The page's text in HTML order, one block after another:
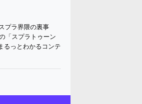
プラ界隈の裏事
「スプラトゥーン
るっとわかるコンテ